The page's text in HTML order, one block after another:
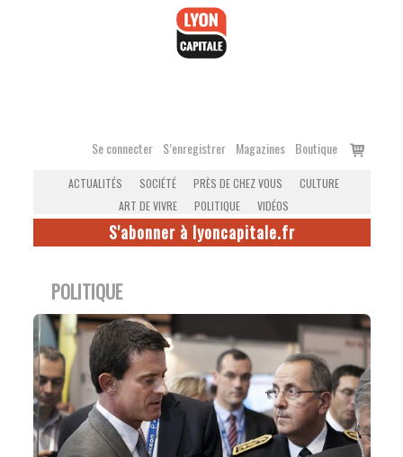
Se connecter S’enregistrer Magazines Boutique
Voir
ACTUALITÉS SOCIÉTÉ PRÈS DE CHEZ VOUS
CULTURE
ART DE VIVRE
POLITIQUE VIDÉOS
S'abonner à lyoncapitale.fr
POLITIQUE